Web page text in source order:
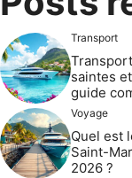
Transport
saintes
guide
Voyage
Quel est
Saint-
2026 ?